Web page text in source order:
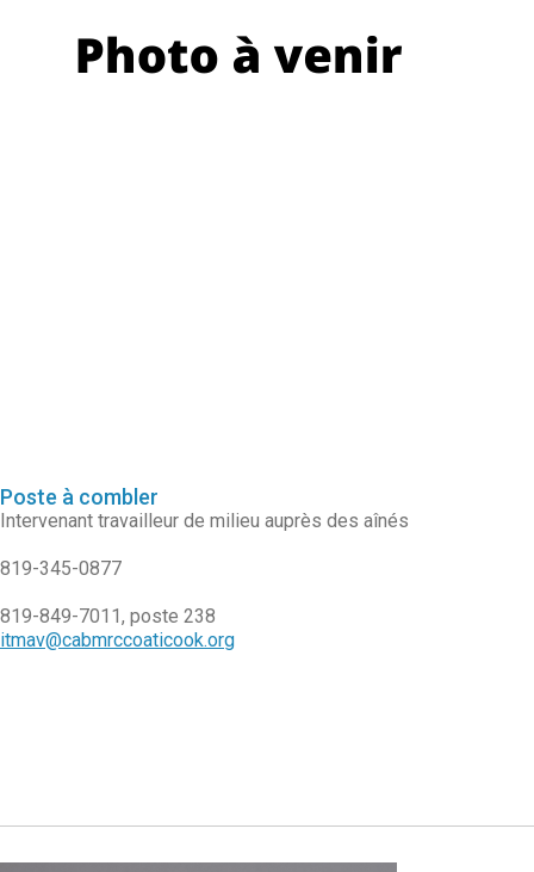
Poste à combler
Intervenant travailleur de milieu auprès des aînés
819-345-0877
819-849-7011, poste 238
itmav@cabmrccoaticook.org